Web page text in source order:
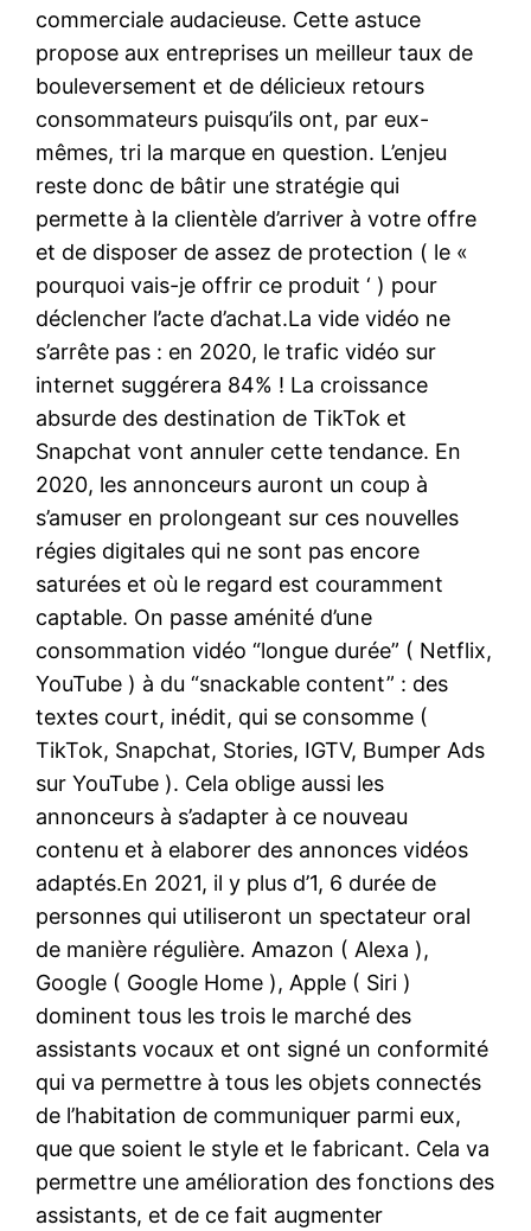
commerciale audacieuse. Cette astuce
propose aux entreprises un meilleur taux de
bouleversement et de délicieux retours
consommateurs puisqu’ils ont, par eux-
mêmes, tri la marque en question. L’enjeu
reste donc de bâtir une stratégie qui
permette à la clientèle d’arriver à votre offre
et de disposer de assez de protection ( le «
pourquoi vais-je offrir ce produit ‘ ) pour
déclencher l’acte d’achat.La vide vidéo ne
s’arrête pas : en 2020, le trafic vidéo sur
internet suggérera 84% ! La croissance
absurde des destination de TikTok et
Snapchat vont annuler cette tendance. En
2020, les annonceurs auront un coup à
s’amuser en prolongeant sur ces nouvelles
régies digitales qui ne sont pas encore
saturées et où le regard est couramment
captable. On passe aménité d’une
consommation vidéo “longue durée” ( Netflix,
YouTube ) à du “snackable content” : des
textes court, inédit, qui se consomme (
TikTok, Snapchat, Stories, IGTV, Bumper Ads
sur YouTube ). Cela oblige aussi les
annonceurs à s’adapter à ce nouveau
contenu et à elaborer des annonces vidéos
adaptés.En 2021, il y plus d’1, 6 durée de
personnes qui utiliseront un spectateur oral
de manière régulière. Amazon ( Alexa ),
Google ( Google Home ), Apple ( Siri )
dominent tous les trois le marché des
assistants vocaux et ont signé un conformité
qui va permettre à tous les objets connectés
de l’habitation de communiquer parmi eux,
que que soient le style et le fabricant. Cela va
permettre une amélioration des fonctions des
assistants, et de ce fait augmenter